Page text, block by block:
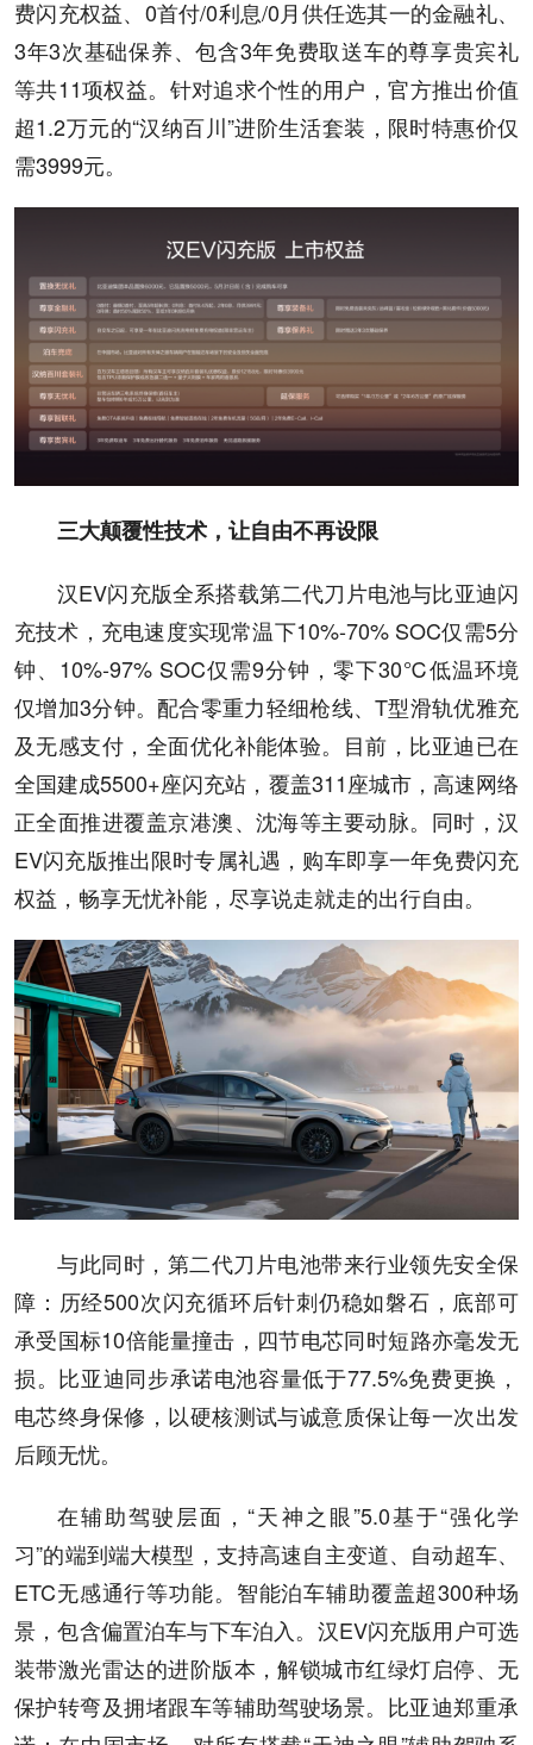
费闪充权益、0首付/0利息/0月供任选其一的金融礼、
3年3次基础保养、包含3年免费取送车的尊享贵宾礼
等共11项权益。针对追求个性的用户，官方推出价值
超1.2万元的“汉纳百川”进阶生活套装，限时特惠价仅
需3999元。
三大颠覆性技术，让自由不再设限
汉EV闪充版全系搭载第二代刀片电池与比亚迪闪
充技术，充电速度实现常温下10%-70% SOC仅需5分
钟、10%-97% SOC仅需9分钟，零下30℃低温环境
仅增加3分钟。配合零重力轻细枪线、T型滑轨优雅充
及无感支付，全面优化补能体验。目前，比亚迪已在
全国建成5500+座闪充站，覆盖311座城市，高速网络
正全面推进覆盖京港澳、沈海等主要动脉。同时，汉
EV闪充版推出限时专属礼遇，购车即享一年免费闪充
权益，畅享无忧补能，尽享说走就走的出行自由。
与此同时，第二代刀片电池带来行业领先安全保
障：历经500次闪充循环后针刺仍稳如磐石，底部可
承受国标10倍能量撞击，四节电芯同时短路亦毫发无
损。比亚迪同步承诺电池容量低于77.5%免费更换，
电芯终身保修，以硬核测试与诚意质保让每一次出发
后顾无忧。
在辅助驾驶层面，“天神之眼”5.0基于“强化学
习”的端到端大模型，支持高速自主变道、自动超车、
ETC无感通行等功能。智能泊车辅助覆盖超300种场
景，包含偏置泊车与下车泊入。汉EV闪充版用户可选
装带激光雷达的进阶版本，解锁城市红绿灯启停、无
保护转弯及拥堵跟车等辅助驾驶场景。比亚迪郑重承